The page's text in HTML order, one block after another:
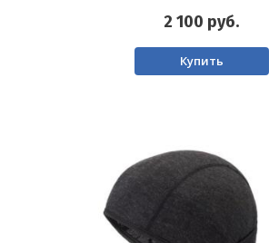
2 100 руб.
Купить